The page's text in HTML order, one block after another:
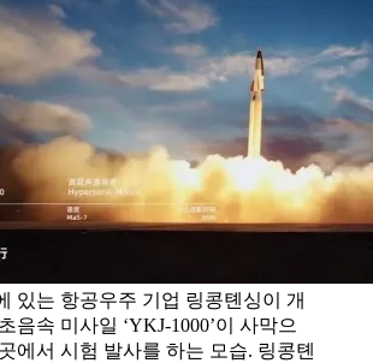
있는 항공우주 기업 링콩톈싱이 개
음속 미사일 ‘YKJ-1000’이 사막으
에서 시험 발사를 하는 모습. 링콩톈